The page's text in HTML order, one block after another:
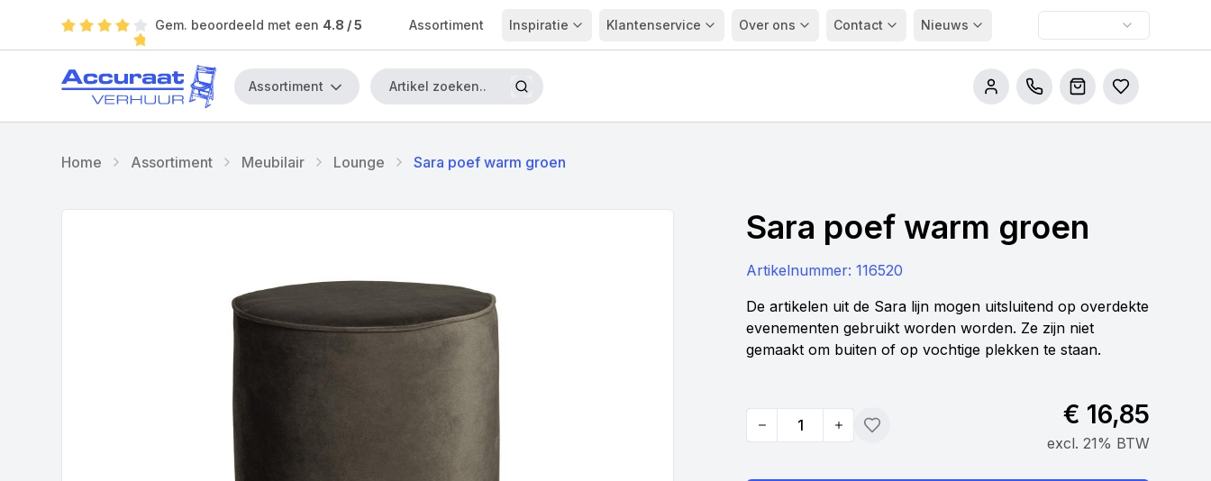
Gem. beoordeeld met een 4.8 / 5 Assortiment Inspiratie Klantenservice Over ons Contact Nieuws
Assortiment
Bel onsWinkelwagen
Bestellijsten
Home Assortiment Meubilair Lounge Sara poef warm groen
Sara poef warm groen
Artikelnummer: 116520
De artikelen uit de Sara lijn mogen uitsluitend op overdekte
evenementen gebruikt worden worden. Ze zijn niet
gemaakt om buiten of op vochtige plekken te staan.
Quantity Toevoegen
€ 16,85
excl. 21% BTW